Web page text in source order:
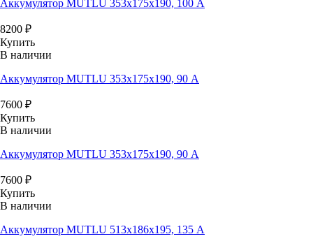
Аккумулятор MUTLU 353x175x190, 100 А
8200 ₽
Купить
В наличии
Аккумулятор MUTLU 353x175x190, 90 А
7600 ₽
Купить
В наличии
Аккумулятор MUTLU 353x175x190, 90 А
7600 ₽
Купить
В наличии
Аккумулятор MUTLU 513x186x195, 135 А